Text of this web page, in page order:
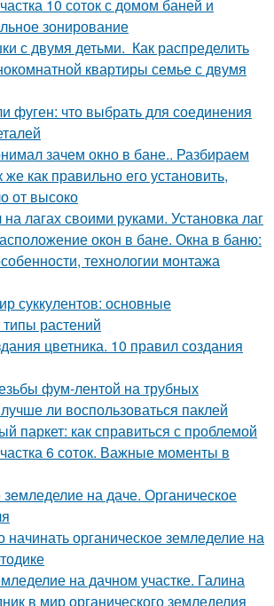
10 соток с домом баней и
зонирование
с двумя детьми. Как распределить
квартиры семье с двумя
фуген: что выбрать для соединения
зачем окно в бане.. Разбираем
же как правильно его установить,
от высоко
лагах своими руками. Установка лаг
окон в бане. Окна в баню:
технологии монтажа
суккулентов: основные
типы растений
цветника. 10 правил создания
фум-лентой на трубных
ли воспользоваться паклей
паркет: как справиться с проблемой
6 соток. Важные моменты в
на даче. Органическое
начинать органическое земледелие на
на дачном участке. Галина
в мир органического земледелия